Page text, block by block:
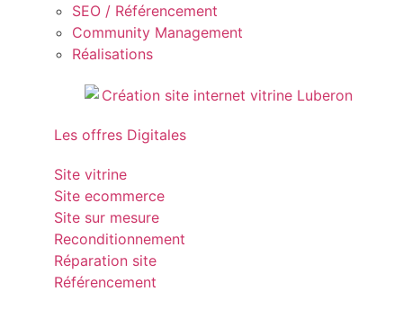
SEO / Référencement
Community Management
Réalisations
Les offres Digitales
Site vitrine
Site ecommerce
Site sur mesure
Reconditionnement
Réparation site
Référencement